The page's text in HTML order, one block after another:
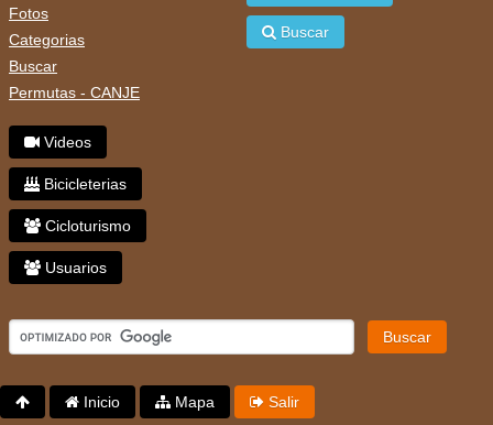
Fotos
Categorias
Buscar
Permutas - CANJE
Videos
Bicicleterias
Cicloturismo
Usuarios
Buscar
Buscar
Inicio Mapa Salir